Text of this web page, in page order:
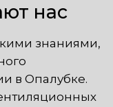
нас
знаниями,
в Опалубке.